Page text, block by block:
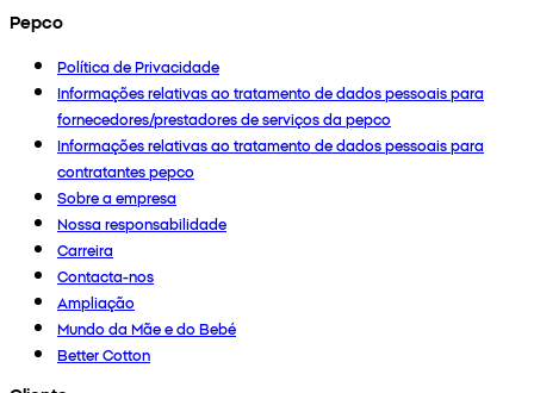
Pepco
Política de Privacidade
Informações relativas ao tratamento de dados pessoais para
fornecedores/prestadores de serviços da pepco
Informações relativas ao tratamento de dados pessoais para
contratantes pepco
Sobre a empresa
Nossa responsabilidade
Carreira
Contacta-nos
Ampliação
Mundo da Mãe e do Bebé
Better Cotton